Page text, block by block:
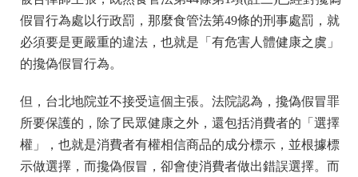
假冒行為處以行政罰，那麼食管法第49條的刑事處罰，就
必須要是更嚴重的違法，也就是「有危害人體健康之虞」
的攙偽假冒行為。
但，台北地院並不接受這個主張。法院認為，攙偽假冒罪
所要保護的，除了民眾健康之外，還包括消費者的「選擇
權」，也就是消費者有權相信商品的成分標示，並根據標
示做選擇，而攙偽假冒，卻會使消費者做出錯誤選擇。而